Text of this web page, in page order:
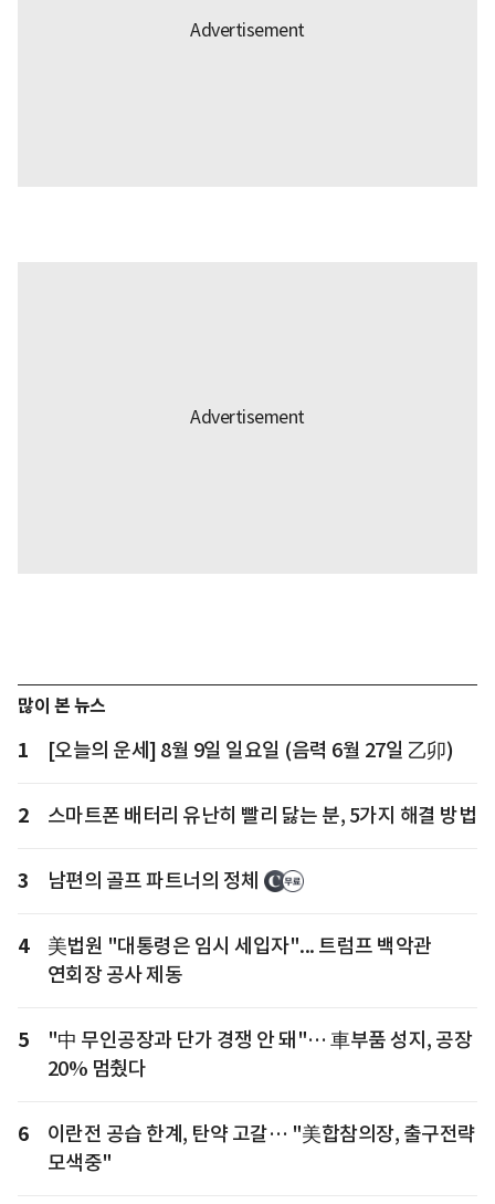
많이 본 뉴스
1 [오늘의 운세] 8월 9일 일요일 (음력 6월 27일 乙卯)
2 스마트폰 배터리 유난히 빨리 닳는 분, 5가지 해결 방법
3 남편의 골프 파트너의 정체
4
美법원 "대통령은 임시 세입자"... 트럼프 백악관
연회장 공사 제동
5
"中 무인공장과 단가 경쟁 안 돼"… 車부품 성지, 공장
20% 멈췄다
6
이란전 공습 한계, 탄약 고갈… "美합참의장, 출구전략
모색중"